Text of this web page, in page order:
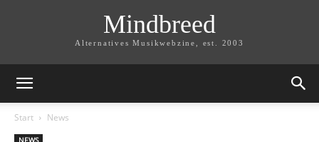
Mindbreed
Alternatives Musikwebzine, est. 2003
Start News
NEWS